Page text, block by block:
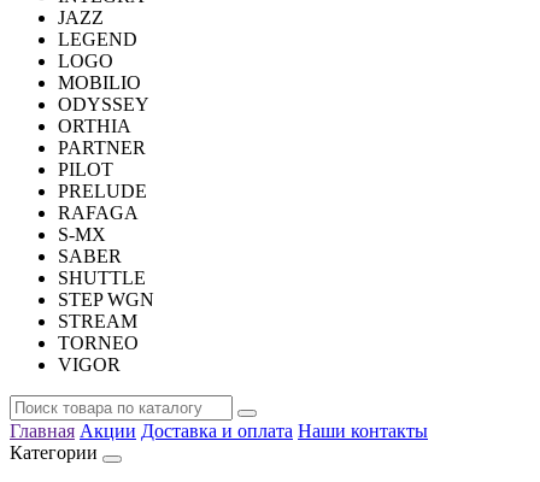
JAZZ
LEGEND
LOGO
MOBILIO
ODYSSEY
ORTHIA
PARTNER
PILOT
PRELUDE
RAFAGA
S-MX
SABER
SHUTTLE
STEP WGN
STREAM
TORNEO
VIGOR
Главная Акции Доставка и оплата Наши контакты
Категории